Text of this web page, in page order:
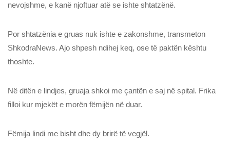
nevojshme, e kanë njoftuar atë se ishte shtatzënë.
Por shtatzënia e gruas nuk ishte e zakonshme, transmeton
ShkodraNews. Ajo shpesh ndihej keq, ose të paktën kështu
thoshte.
Në ditën e lindjes, gruaja shkoi me çantën e saj në spital. Frika
filloi kur mjekët e morën fëmijën në duar.
Fëmija lindi me bisht dhe dy brirë të vegjël.